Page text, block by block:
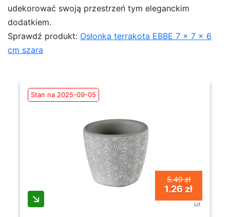
udekorować swoją przestrzeń tym eleganckim
dodatkiem.
Sprawdź produkt: Osłonka terrakota EBBE 7 x 7 x 6
cm szara
Stan na 2025-09-05
5.49 zł
1.26 zł
szt